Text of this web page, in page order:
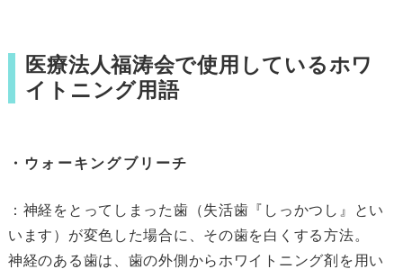
医療法人福涛会で使用しているホワ
イトニング用語
・ウォーキングブリーチ
：神経をとってしまった歯（失活歯『しっかつし』とい
います）が変色した場合に、その歯を白くする方法。
神経のある歯は、歯の外側からホワイトニング剤を用い